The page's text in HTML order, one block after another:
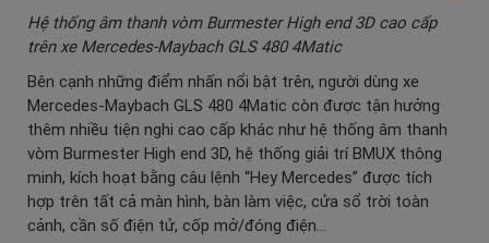
Hệ thống âm thanh vòm Burmester High end 3D cao cấp
trên xe Mercedes-Maybach GLS 480 4Matic
Bên cạnh những điểm nhấn nổi bật trên, người dùng xe
Mercedes-Maybach GLS 480 4Matic còn được tận hưởng
thêm nhiều tiện nghi cao cấp khác như hệ thống âm thanh
vòm Burmester High end 3D, hệ thống giải trí BMUX thông
minh, kích hoạt bằng câu lệnh “Hey Mercedes” được tích
hợp trên tất cả màn hình, bàn làm việc, cửa sổ trời toàn
cảnh, cần số điện tử, cốp mở/đóng điện…